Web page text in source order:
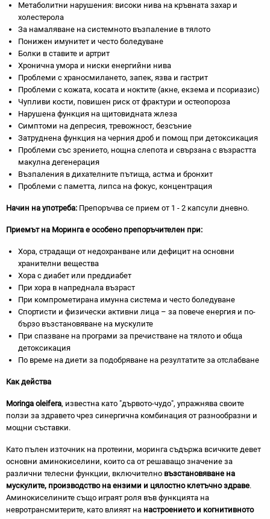
Метаболитни нарушения: високи нива на кръвната захар и
холестерола
За намаляване на системното възпаление в тялото
Понижен имунитет и често боледуване
Болки в ставите и артрит
Хронична умора и ниски енергийни нива
Проблеми с храносмилането, запек, язва и гастрит
Проблеми с кожата, косата и ноктите (акне, екзема и псориазис)
Чупливи кости, повишен риск от фрактури и остеопороза
Нарушена функция на щитовидната жлеза
Симптоми на депресия, тревожност, безсъние
Затруднена функция на черния дроб и помощ при детоксикация
Проблеми със зрението, нощна слепота и свързана с възрастта
макулна дегенерация
Възпаления в дихателните пътища, астма и бронхит
Проблеми с паметта, липса на фокус, концентрация
Начин на употреба: Препоръчва се прием от 1 - 2 капсули дневно.
Приемът на Моринга е особено препоръчителен при:
Хора, страдащи от недохранване или дефицит на основни
хранителни вещества
Хора с диабет или преддиабет
При хора в напреднала възраст
При компрометирана имунна система и често боледуване
Спортисти и физически активни лица – за повече енергия и по-
бързо възстановяване на мускулите
При спазване на програми за пречистване на тялото и обща
детоксикация
По време на диети за подобряване на резултатите за отслабване
Как действа
Moringa oleifera, известна като "дървото-чудо", упражнява своите
ползи за здравето чрез синергична комбинация от разнообразни и
мощни съставки.
Като пълен източник на протеини, моринга съдържа всичките девет
основни аминокиселини, които са от решаващо значение за
различни телесни функции, включително възстановяване на
мускулите, производство на ензими и цялостно клетъчно здраве.
Аминокиселините също играят роля във функцията на
невротрансмитерите, като влияят на настроението и когнитивното